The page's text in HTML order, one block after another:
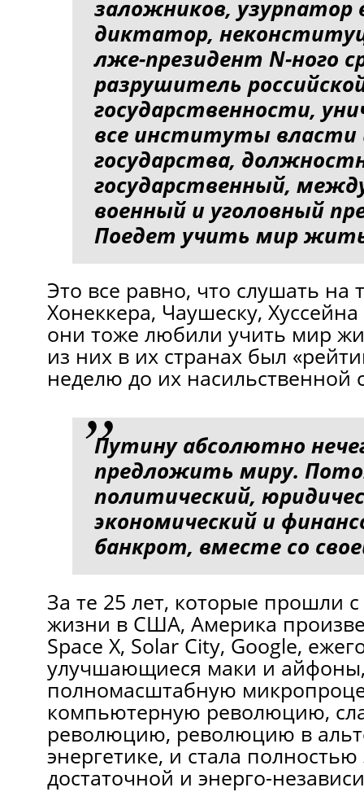
заложников, узурпатор
диктатор,
лже-президент N-ного
разрушитель
государственности,
все институты власти
государства,
государственный,
военный и уголовный
Поедет учить мир
Это все равно, что слушать
Хонеккера, Чаушеску,
они тоже любили учить мир
из них в их странах был
неделю до их насильственной
Путину абсолютно
предложить миру.
политический,
экономический и
банкрот, вместе со
За те 25 лет, которые прошли
жизни в США, Америка
Space X, Solar City, Google,
улучшающиеся маки и
полномасштабную
компьютерную революцию,
революцию, революцию в
энергетике, и стала полностью
достаточной и энерго-